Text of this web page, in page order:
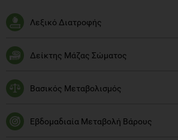
Λεξικό Διατροφής
Δείκτης Μάζας Σώματος
Βασικός Μεταβολισμός
Εβδομαδιαία Μεταβολή Βάρους